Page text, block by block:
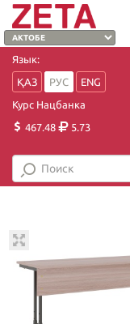
Язык:
ҚАЗ
РУС
ENG
Курс Нацбанка
467.48
5.73